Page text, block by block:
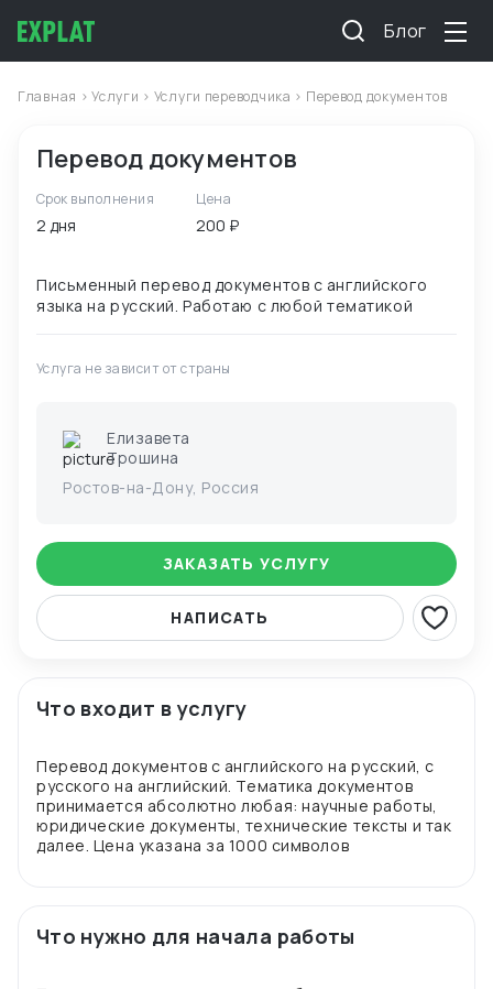
Блог
Главная >Услуги > Услуги переводчика > Перевод документов
Перевод документов
Срок выполнения
2 дня
Цена
200 ₽
Письменный перевод документов с английского
Услуга не зависит от страны
Елизавета
Трошина
Ростов-на-Дону, Россия
ЗАКАЗАТЬ УСЛУГУ
НАПИСАТЬ
Что входит в услугу
Перевод документов с английского на русский, с
русского на английский. Тематика документов
принимается абсолютно любая: научные работы,
юридические документы, технические тексты и так
Что нужно для начала работы